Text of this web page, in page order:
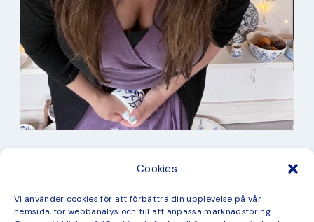
Cookies
Vi använder cookies för att förbättra din upplevelse på vår
hemsida, för webbanalys och till att anpassa marknadsföring.
Kurser
Måleri